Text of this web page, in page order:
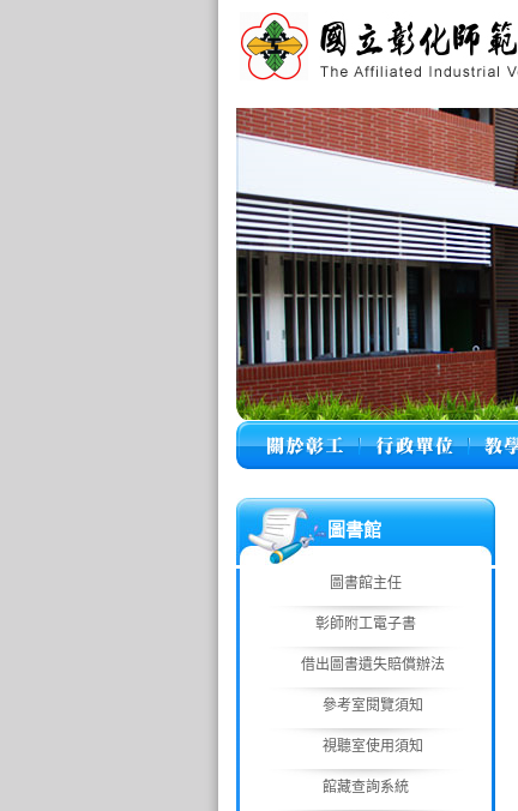
圖書館
圖書館主任
彰師附工電子書
借出圖書遺失賠償辦法
參考室閱覽須知
視聽室使用須知
館藏查詢系統